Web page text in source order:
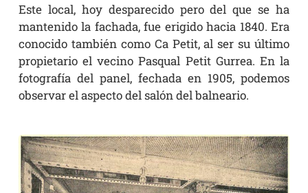
Este local, hoy desparecido pero del que se ha
mantenido la fachada, fue erigido hacia 1840. Era
conocido también como Ca Petit, al ser su último
propietario el vecino Pasqual Petit Gurrea. En la
fotografía del panel, fechada en 1905, podemos
observar el aspecto del salón del balneario.